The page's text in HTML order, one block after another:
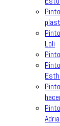
Loli